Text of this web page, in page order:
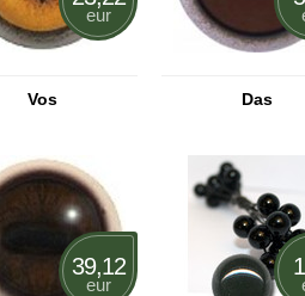
eur
Vos Das
39,12
eur